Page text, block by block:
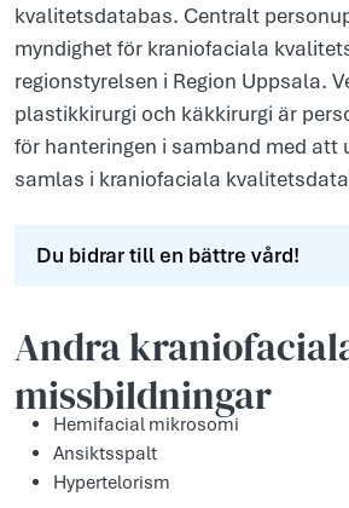
kvalitetsdatabas. Centralt
myndighet för kraniofaciala
regionstyrelsen i Region Uppsala.
plastikkirurgi och käkkirurgi är
för hanteringen i samband med att
samlas i kraniofaciala
Du bidrar till en bättre vård!
Andra
missbildningar
Hemifacial mikrosomi
Ansiktsspalt
Hypertelorism